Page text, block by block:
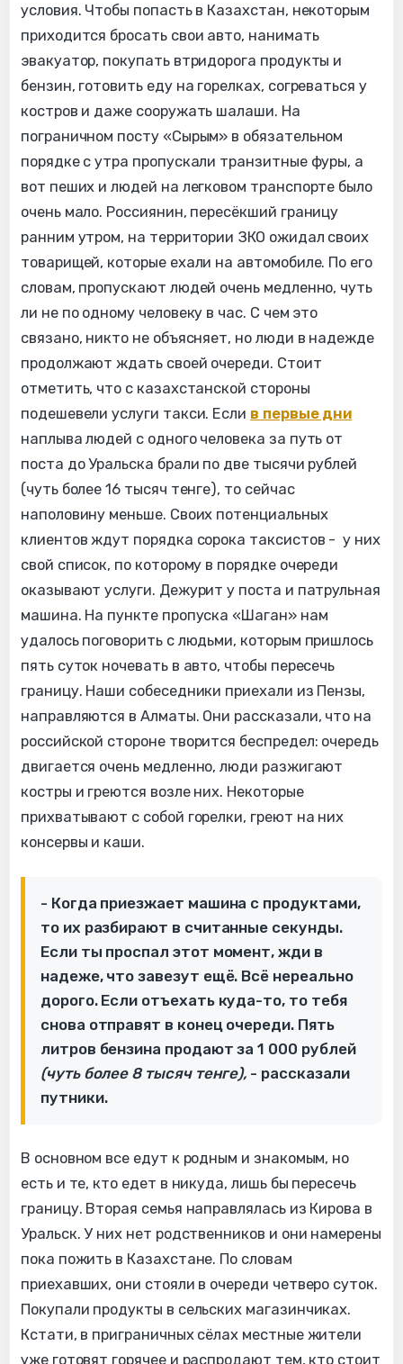
условия. Чтобы попасть в Казахстан, некоторым
приходится бросать свои авто, нанимать
эвакуатор, покупать втридорога продукты и
бензин, готовить еду на горелках, согреваться у
костров и даже сооружать шалаши. На
пограничном посту «‎‎Сырым» в обязательном
порядке с утра пропускали транзитные фуры, а
вот пеших и людей на легковом транспорте было
очень мало. Россиянин, пересёкший границу
ранним утром, на территории ЗКО ожидал своих
товарищей, которые ехали на автомобиле. По его
словам, пропускают людей очень медленно, чуть
ли не по одному человеку в час. С чем это
связано, никто не объясняет, но люди в надежде
продолжают ждать своей очереди. Стоит
отметить, что с казахстанской стороны
подешевели услуги такси. Если в первые дни
наплыва людей с одного человека за путь от
поста до Уральска брали по две тысячи рублей
(чуть более 16 тысяч тенге), то сейчас
наполовину меньше. Своих потенциальных
клиентов ждут порядка сорока таксистов - у них
свой список, по которому в порядке очереди
оказывают услуги. Дежурит у поста и патрульная
машина. На пункте пропуска «Шаган» нам
удалось поговорить с людьми, которым пришлось
пять суток ночевать в авто, чтобы пересечь
границу. Наши собеседники приехали из Пензы,
направляются в Алматы. Они рассказали, что на
российской стороне творится беспредел: очередь
двигается очень медленно, люди разжигают
костры и греются возле них. Некоторые
прихватывают с собой горелки, греют на них
консервы и каши.
- Когда приезжает машина с продуктами,
то их разбирают в считанные секунды.
Если ты проспал этот момент, жди в
надеже, что завезут ещё. Всё нереально
дорого. Если отъехать куда-то, то тебя
снова отправят в конец очереди. Пять
литров бензина продают за 1 000 рублей
(чуть более 8 тысяч тенге), - рассказали
путники.
В основном все едут к родным и знакомым, но
есть и те, кто едет в никуда, лишь бы пересечь
границу. Вторая семья направлялась из Кирова в
Уральск. У них нет родственников и они намерены
пока пожить в Казахстане. По словам
приехавших, они стояли в очереди четверо суток.
Покупали продукты в сельских магазинчиках.
Кстати, в приграничных сёлах местные жители
уже готовят горячее и распродают тем, кто стоит